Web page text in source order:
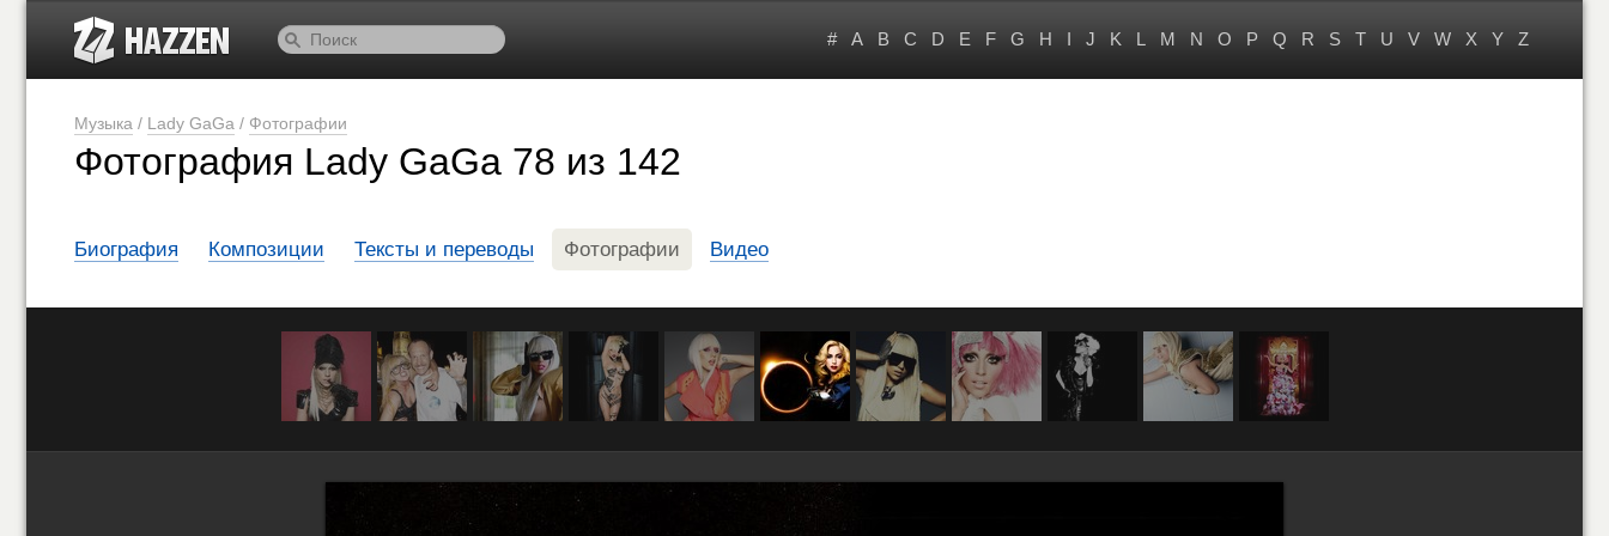
# A B C D E F G H I J K L M N O P Q R S T U V W X Y Z
Музыка / Lady GaGa / Фотографии
Фотография Lady GaGa 78 из 142
Биография Композиции Тексты и переводы Фотографии Видео